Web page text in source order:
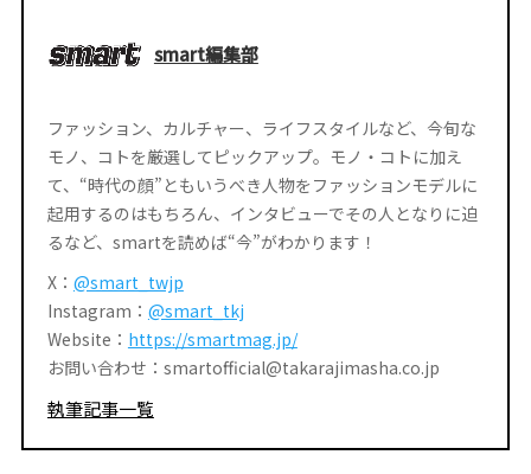
smart編集部
ファッション、カルチャー、ライフスタイルなど、今旬な
モノ、コトを厳選してピックアップ。モノ・コトに加え
て、“時代の顔”ともいうべき人物をファッションモデルに
起用するのはもちろん、インタビューでその人となりに迫
るなど、smartを読めば“今”がわかります！
X： @smart_twjp
Instagram： @smart_tkj
Website： https://smartmag.jp/
お問い合わせ：smartofficial@takarajimasha.co.jp
執筆記事一覧